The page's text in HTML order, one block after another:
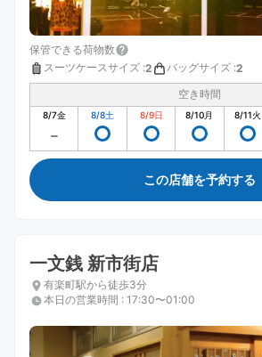
保管できる荷物数
スーツケースサイズ :2 バッグサイズ :2
空き時間
8/7金 8/8土 8/9日 8/10月 8/11火
この店舗を予約する
一文銭 新市街店
有楽町駅から徒歩3分
本日の営業時間 : 17:30〜01:00